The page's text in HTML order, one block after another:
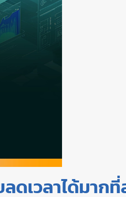
ดเวลาได้มาก